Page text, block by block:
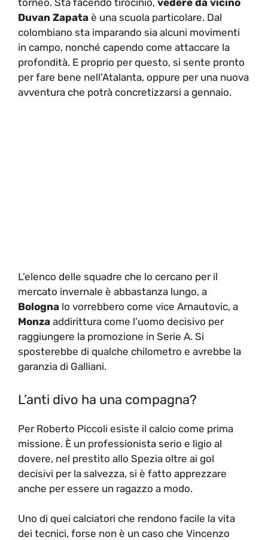
Duvan Zapata è una scuola particolare. Dal
colombiano sta imparando sia alcuni movimenti
in campo, nonché capendo come attaccare la
profondità. E proprio per questo, si sente pronto
per fare bene nell’Atalanta, oppure per una nuova
avventura che potrà concretizzarsi a gennaio.
L’elenco delle squadre che lo cercano per il
mercato invernale è abbastanza lungo, a
Bologna lo vorrebbero come vice Arnautovic, a
Monza addirittura come l’uomo decisivo per
raggiungere la promozione in Serie A. Si
sposterebbe di qualche chilometro e avrebbe la
garanzia di Galliani.
L’anti divo ha una compagna?
Per Roberto Piccoli esiste il calcio come prima
missione. È un professionista serio e ligio al
dovere, nel prestito allo Spezia oltre ai gol
decisivi per la salvezza, si è fatto apprezzare
anche per essere un ragazzo a modo.
Uno di quei calciatori che rendono facile la vita
dei tecnici, forse non è un caso che Vincenzo